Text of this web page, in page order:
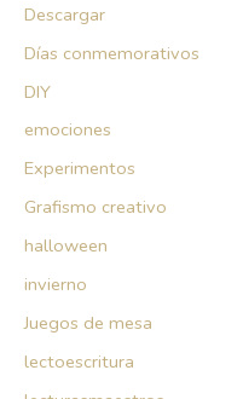
Descargar
Días conmemorativos
DIY
emociones
Experimentos
Grafismo creativo
halloween
invierno
Juegos de mesa
lectoescritura